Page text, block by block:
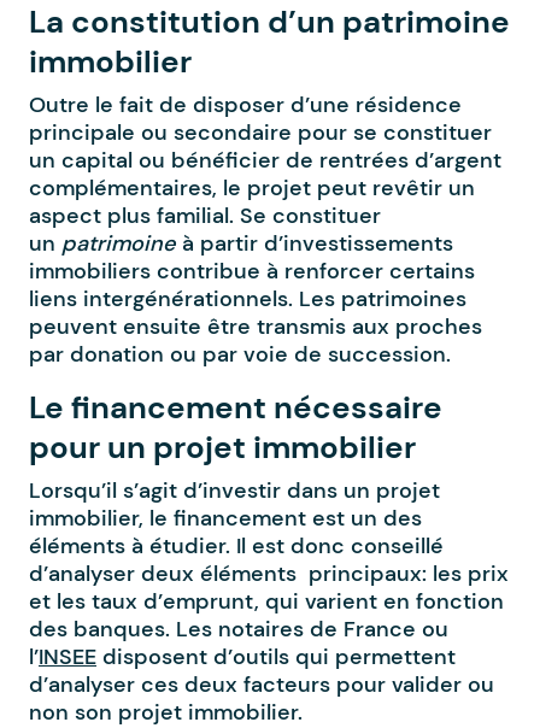
La constitution d’un patrimoine
immobilier
Outre le fait de disposer d’une résidence
principale ou secondaire pour se constituer
un capital ou bénéficier de rentrées d’argent
complémentaires, le projet peut revêtir un
aspect plus familial. Se constituer
un patrimoine à partir d’investissements
immobiliers contribue à renforcer certains
liens intergénérationnels. Les patrimoines
peuvent ensuite être transmis aux proches
par donation ou par voie de succession.
Le financement nécessaire
pour un projet immobilier
Lorsqu’il s’agit d’investir dans un projet
immobilier, le financement est un des
éléments à étudier. Il est donc conseillé
d’analyser deux éléments principaux: les prix
et les taux d’emprunt, qui varient en fonction
des banques. Les notaires de France ou
l’INSEE disposent d’outils qui permettent
d’analyser ces deux facteurs pour valider ou
non son projet immobilier.